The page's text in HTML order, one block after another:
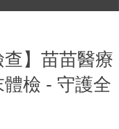
查】苗苗醫療
檢 - 守護全